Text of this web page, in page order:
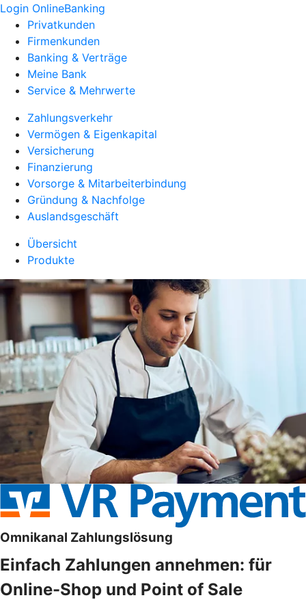
Login OnlineBanking
Privatkunden
Firmenkunden
Banking & Verträge
Meine Bank
Service & Mehrwerte
Zahlungsverkehr
Vermögen & Eigenkapital
Versicherung
Finanzierung
Vorsorge & Mitarbeiterbindung
Gründung & Nachfolge
Auslandsgeschäft
Übersicht
Produkte
Omnikanal Zahlungslösung
Einfach Zahlungen annehmen: für
Online-Shop und Point of Sale